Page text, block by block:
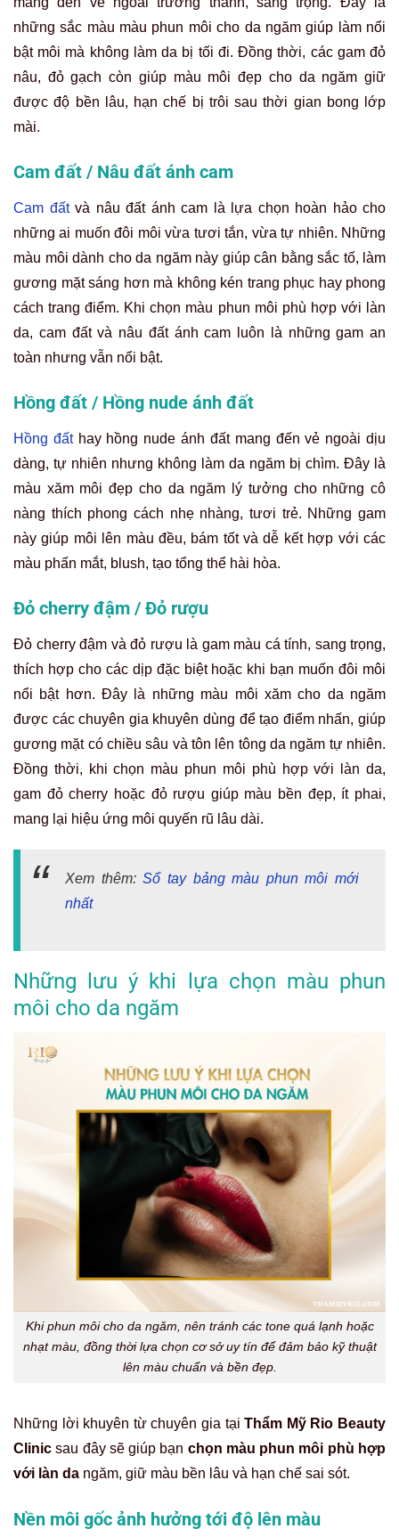
những sắc màu màu phun môi cho da ngăm giúp làm nổi
bật môi mà không làm da bị tối đi. Đồng thời, các gam đỏ
nâu, đỏ gạch còn giúp màu môi đẹp cho da ngăm giữ
được độ bền lâu, hạn chế bị trôi sau thời gian bong lớp
mài.
Cam đất / Nâu đất ánh cam
Cam đấtvà nâu đất ánh cam là lựa chọn hoàn hảo cho
những ai muốn đôi môi vừa tươi tắn, vừa tự nhiên. Những
màu môi dành cho da ngăm này giúp cân bằng sắc tố, làm
gương mặt sáng hơn mà không kén trang phục hay phong
cách trang điểm. Khi chọn màu phun môi phù hợp với làn
da, cam đất và nâu đất ánh cam luôn là những gam an
toàn nhưng vẫn nổi bật.
Hồng đất / Hồng nude ánh đất
Hồng đấthay hồng nude ánh đất mang đến vẻ ngoài dịu
dàng, tự nhiên nhưng không làm da ngăm bị chìm. Đây là
màu xăm môi đẹp cho da ngăm lý tưởng cho những cô
nàng thích phong cách nhẹ nhàng, tươi trẻ. Những gam
này giúp môi lên màu đều, bám tốt và dễ kết hợp với các
màu phấn mắt, blush, tạo tổng thể hài hòa.
Đỏ cherry đậm / Đỏ rượu
Đỏ cherry đậm và đỏ rượu là gam màu cá tính, sang trọng,
thích hợp cho các dịp đặc biệt hoặc khi bạn muốn đôi môi
nổi bật hơn. Đây là những màu môi xăm cho da ngăm
được các chuyên gia khuyên dùng để tạo điểm nhấn, giúp
gương mặt có chiều sâu và tôn lên tông da ngăm tự nhiên.
Đồng thời, khi chọn màu phun môi phù hợp với làn da,
gam đỏ cherry hoặc đỏ rượu giúp màu bền đẹp, ít phai,
mang lại hiệu ứng môi quyến rũ lâu dài.
Xem thêm:Sổ tay bảng màu phun môi mới
nhất
Những lưu ý khi lựa chọn màu phun
môi cho da ngăm
Khi phun môi cho da ngăm, nên tránh các tone quá lạnh hoặc
nhạt màu, đồng thời lựa chọn cơ sở uy tín để đảm bảo kỹ thuật
lên màu chuẩn và bền đẹp.
Những lời khuyên từ chuyên gia tạiThẩm Mỹ Rio Beauty
Clinic sau đây sẽ giúp bạn chọn màu phun môi phù hợp
với làn da ngăm, giữ màu bền lâu và hạn chế sai sót.
Nền môi gốc ảnh hưởng tới độ lên màu